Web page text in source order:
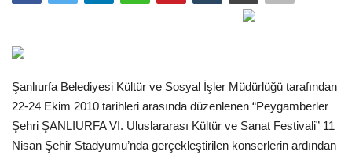
Spor
Gündem
Şanlıurfa Belediyesi Kültür ve Sosyal İşler Müdürlüğü tarafından
22-24 Ekim 2010 tarihleri arasında düzenlenen “Peygamberler
Şehri ŞANLIURFA VI. Uluslararası Kültür ve Sanat Festivali” 11
Nisan Şehir Stadyumu’nda gerçekleştirilen konserlerin ardından